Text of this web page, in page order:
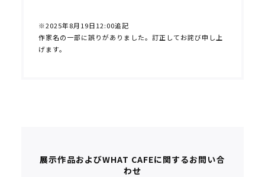
※2025年8月19日12:00追記
作家名の一部に誤りがありました。訂正してお詫び申し上
げます。
展示作品およびWHAT CAFEに関するお問い合
わせ